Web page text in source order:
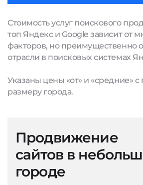
Стоимость услуг поискового
топ Яндекс и Google зависит от
факторов, но преимущественно
отрасли в поисковых системах
Указаны цены «от» и «средние» с
размеру города.
Продвижение
сайтов в
городе